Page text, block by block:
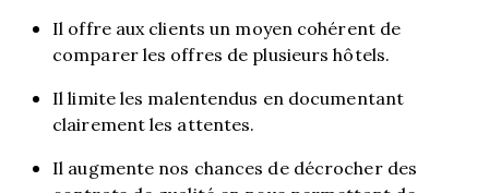
Il offre aux clients un moyen cohérent de
comparer les offres de plusieurs hôtels.
Il limite les malentendus en documentant
clairement les attentes.
Il augmente nos chances de décrocher des